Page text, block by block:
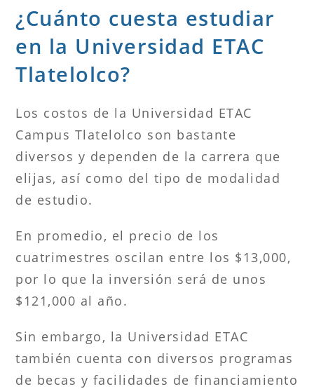
¿Cuánto cuesta estudiar
en la Universidad ETAC
Tlatelolco?
Los costos de la Universidad ETAC
Campus Tlatelolco son bastante
diversos y dependen de la carrera que
elijas, así como del tipo de modalidad
de estudio.
En promedio, el precio de los
cuatrimestres oscilan entre los $13,000,
por lo que la inversión será de unos
$121,000 al año.
Sin embargo, la Universidad ETAC
también cuenta con diversos programas
de becas y facilidades de financiamiento